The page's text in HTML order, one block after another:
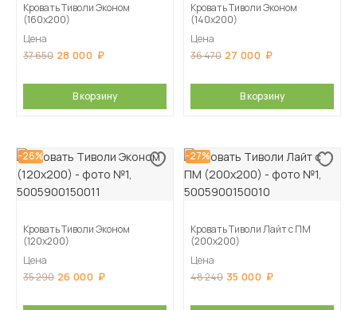
Кровать Тиволи Эконом
(160х200)
Цена
37 650 28 000
В корзину
Кровать Тиволи Эконом
(140х200)
Цена
36 470 27 000
В корзину
-26%
Кровать Тиволи Эконом
(120х200)
Цена
35 290 26 000
-27%
Кровать Тиволи Лайт с ПМ
(200х200)
Цена
48 240 35 000